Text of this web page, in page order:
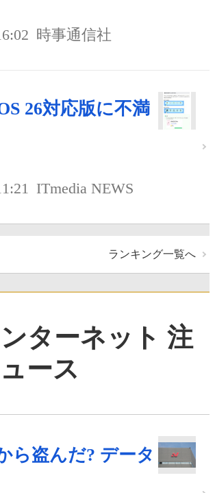
時事通信社
26対応版に不満
ITmedia NEWS
ランキング一覧へ
ターネット 注
ース
ら盗んだ? データ